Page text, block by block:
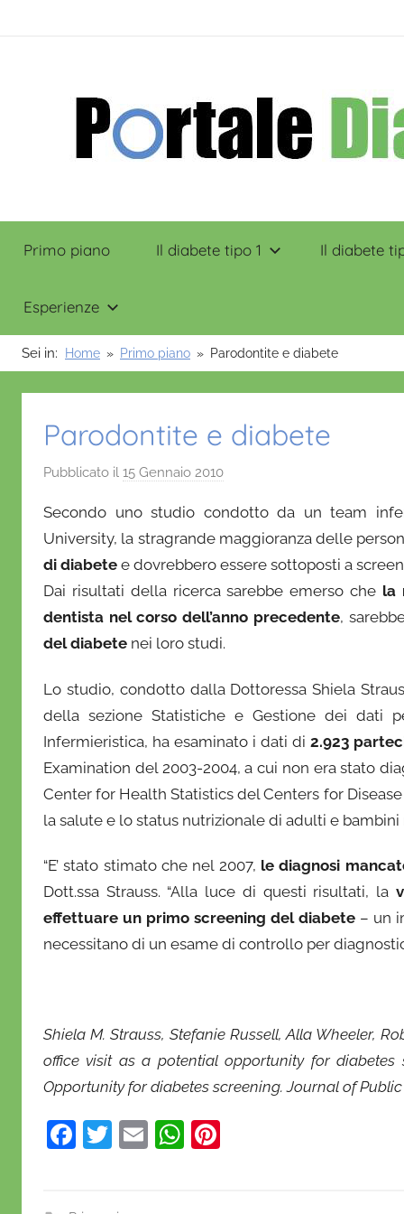
Portale
Diabete
Primo piano Il diabete tipo 1 Il diabete
Esperienze
Sei in: Home Primo piano Parodontite e diabete
Parodontite e diabete
Pubblicato il 15 Gennaio 2010
D
a
n
e
D
o
f
r
o
Secondo uno studio condotto da un team
University, la stragrande maggioranza delle
di diabete e dovrebbero essere sottoposti a
Dai risultati della ricerca sarebbe emerso che la
dentista nel corso dell’anno precedente,
del diabete nei loro studi.
Lo studio, condotto dalla Dottoressa Shiela
della sezione Statistiche e Gestione dei dati
Infermieristica, ha esaminato i dati di2.923
Examination del 2003-2004, a cui non era stato
Center for Health Statistics del Centers for
la salute e lo status nutrizionale di adulti e bambini
“E’ stato stimato che nel 2007, le diagnosi
Dott.ssa Strauss. “Alla luce di questi risultati, la
effettuare un primo screening del diabete – un
necessitano di un esame di controllo per
Shiela M. Strauss, Stefanie Russell, Alla Wheeler,
office visit as a potential opportunity for diabetes
Opportunity for diabetes screening. Journal of Public
F
T
E
W